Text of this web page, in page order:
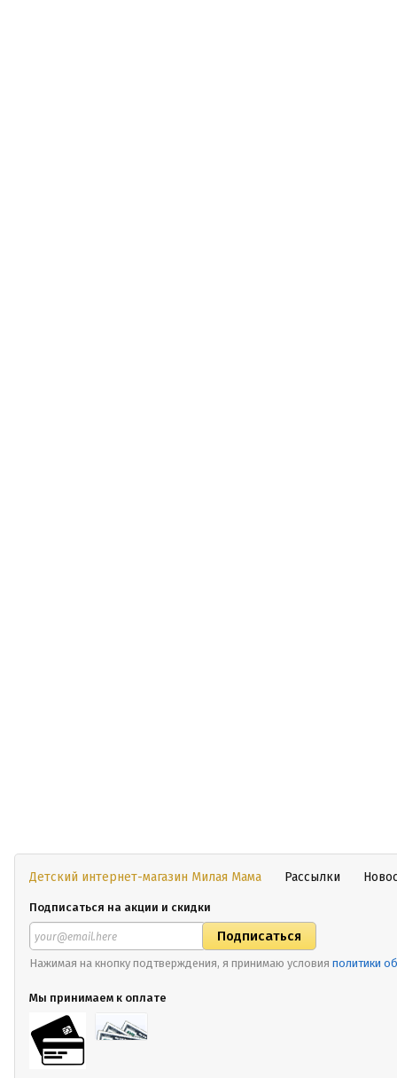
Детский интернет-магазин Милая Мама Рассылки
Подписаться на акции и скидки
Нажимая на кнопку подтверждения, я принимаю условия политики
Мы принимаем к оплате